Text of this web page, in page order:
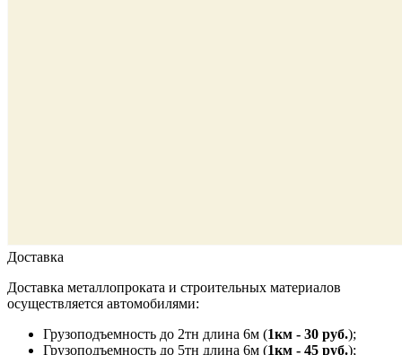
Доставка
Доставка металлопроката и строительных материалов
осуществляется автомобилями:
Грузоподъемность до 2тн длина 6м (1км - 30 руб.);
Грузоподъемность до 5тн длина 6м (1км - 45 руб.);